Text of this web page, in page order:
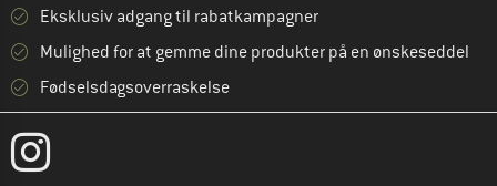
Eksklusiv adgang til rabatkampagner
Mulighed for at gemme dine produkter på en ønskeseddel
Fødselsdagsoverraskelse